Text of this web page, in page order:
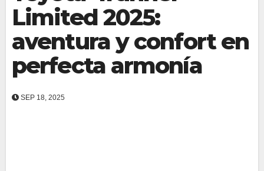
Limited 2025:
aventura y confort en
perfecta armonía
SEP 18, 2025